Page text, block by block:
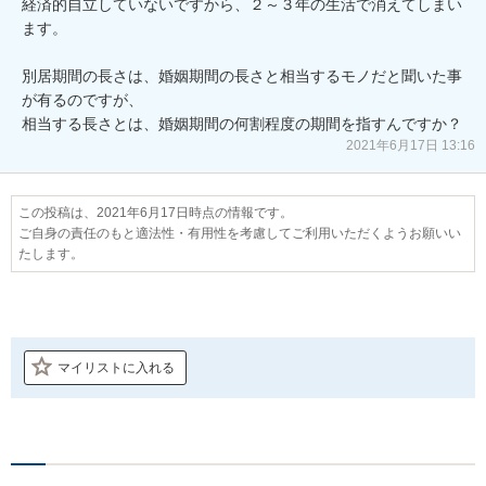
経済的自立していないですから、２～３年の生活で消えてしまい
ます。
別居期間の長さは、婚姻期間の長さと相当するモノだと聞いた事
が有るのですが、
相当する長さとは、婚姻期間の何割程度の期間を指すんですか？
2021年6月17日 13:16
この投稿は、2021年6月17日時点の情報です。
ご自身の責任のもと適法性・有用性を考慮してご利用いただくようお願いい
たします。
マイリストに入れる